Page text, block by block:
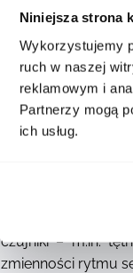
Niniejsza strona
Wykorzystujemy
ruch w naszej
reklamowym i
Partnerzy mogą
ich usług.
wykończoną
godzinie szóstej.
oraz posiada
ruchu.
Zegarek działa w
dla biegaczy na
czujniki – m.in.
zmienności rytmu